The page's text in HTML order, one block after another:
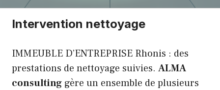
Intervention nettoyage
IMMEUBLE D’ENTREPRISE Rhonis : des
prestations de nettoyage suivies. ALMA
consulting gère un ensemble de plusieurs